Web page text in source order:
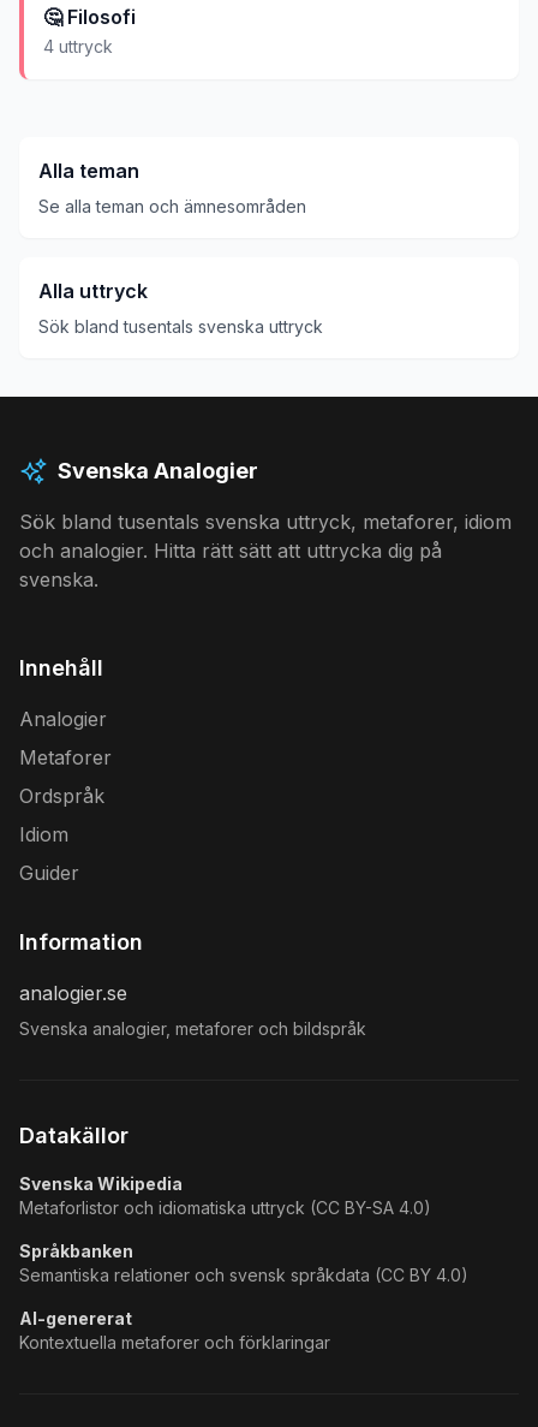
🤔 Filosofi
4 uttryck
Alla teman
Se alla teman och ämnesområden
Alla uttryck
Sök bland tusentals svenska uttryck
Svenska Analogier
Sök bland tusentals svenska uttryck, metaforer, idiom
och analogier. Hitta rätt sätt att uttrycka dig på
svenska.
Innehåll
Analogier
Metaforer
Ordspråk
Idiom
Guider
Information
analogier.se
Svenska analogier, metaforer och bildspråk
Datakällor
Svenska Wikipedia
Metaforlistor och idiomatiska uttryck (CC BY-SA 4.0)
Språkbanken
Semantiska relationer och svensk språkdata (CC BY 4.0)
AI-genererat
Kontextuella metaforer och förklaringar